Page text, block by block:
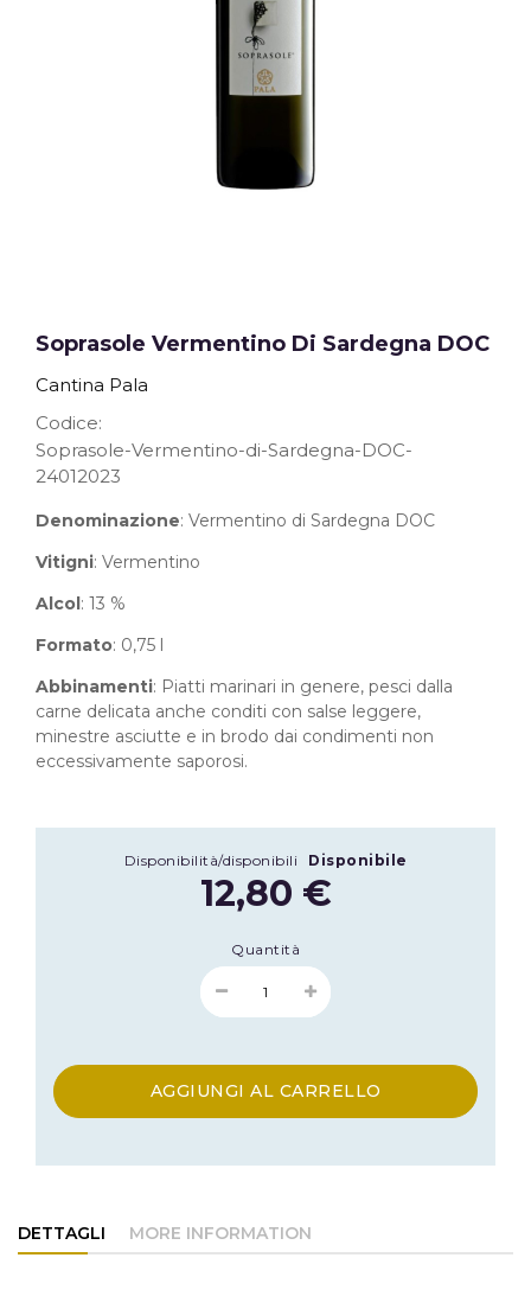
Soprasole Vermentino Di Sardegna DOC
Cantina Pala
Codice
Soprasole-Vermentino-di-Sardegna-DOC-
24012023
Denominazione: Vermentino di Sardegna DOC
Vitigni: Vermentino
Alcol: 13 %
Formato: 0,75 l
Abbinamenti: Piatti marinari in genere, pesci dalla
carne delicata anche conditi con salse leggere,
minestre asciutte e in brodo dai condimenti non
eccessivamente saporosi.
Disponibilità/disponibili Disponibile
12,80 €
Quantità
AGGIUNGI AL CARRELLO
DETTAGLI MORE INFORMATION